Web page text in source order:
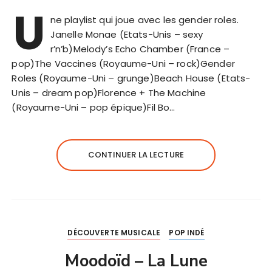
U
ne playlist qui joue avec les gender roles.
Janelle Monae (Etats-Unis – sexy
r’n’b)Melody’s Echo Chamber (France –
pop)The Vaccines (Royaume-Uni – rock)Gender
Roles (Royaume-Uni – grunge)Beach House (Etats-
Unis – dream pop)Florence + The Machine
(Royaume-Uni – pop épique)Fil Bo…
CONTINUER LA LECTURE
DÉCOUVERTE MUSICALE POP INDÉ
Moodoïd – La Lune